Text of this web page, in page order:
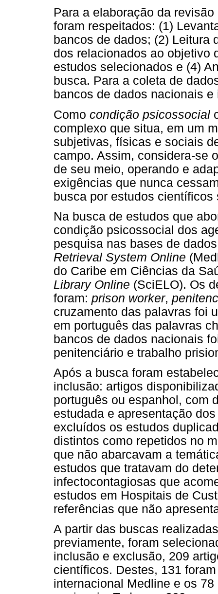
Para a elaboração da
foram respeitados: (1)
bancos de dados; (2) Leitura
dos relacionados ao objetivo
estudos selecionados e (4)
busca. Para a coleta de
bancos de dados nacionais
Como condição psicossocial
complexo que situa, em um
subjetivas, físicas e sociais
campo. Assim, considera-se
de seu meio, operando e
exigências que nunca
busca por estudos científicos
Na busca de estudos que
condição psicossocial dos
pesquisa nas bases de
Retrieval System Online
do Caribe em Ciências da
Library Online (SciELO). Os
foram: prison worker,
cruzamento das palavras foi
em português das palavras
bancos de dados nacionais
penitenciário e trabalho
Após a busca foram
inclusão: artigos
português ou espanhol, com
estudada e apresentação
excluídos os estudos
distintos como repetidos no
que não abarcavam a
estudos que tratavam do
infectocontagiosas que
estudos em Hospitais de
referências que não
A partir das buscas
previamente, foram
inclusão e exclusão, 209
científicos. Destes, 131
internacional Medline e os